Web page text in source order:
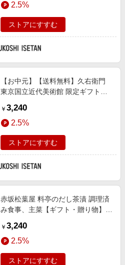
2.5%
ストアにすすむ
【お中元】【送料無料】久右衛門
東京国立近代美術館 限定ギフト川
お吸物・お味噌汁詰合せ ※送料無
料 調理済み食品【三越伊勢丹/公
式】
￥ 3,240
2.5%
ストアにすすむ
赤坂松葉屋 料亭のだし茶漬 調理済
み食事、主菜【ギフト・贈り物】
￥ 3,240
2.5%
ストアにすすむ